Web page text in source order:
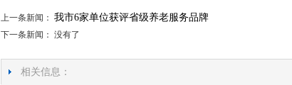
上一条新闻：我市6家单位获评省级养老服务品牌
下一条新闻： 没有了
相关信息：